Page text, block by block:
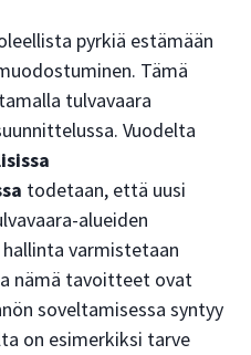
pyrkiä estämään
Tämä
tulvavaara
Vuodelta
todetaan, että uusi
alueiden
varmistetaan
nämä tavoitteet ovat
soveltamisessa syntyy
on esimerkiksi tarve